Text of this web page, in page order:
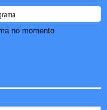
no momento